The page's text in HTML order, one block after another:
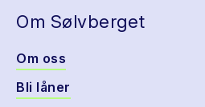
Om Sølvberget
Om oss
Bli låner